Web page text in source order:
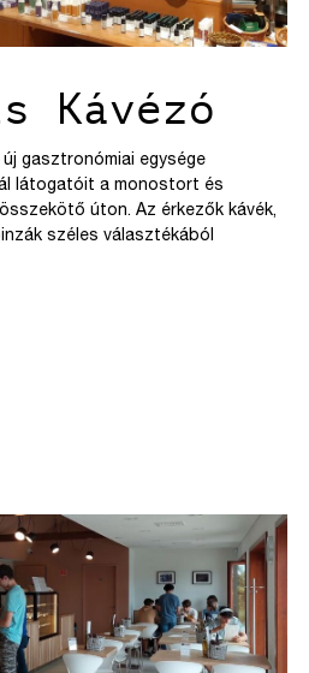
Kávézó
gasztronómiai egysége
látogatóit a monostort és
úton. Az érkezők kávék,
széles választékából